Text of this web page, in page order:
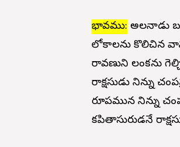
భావము: అలనాడు
లోకాలను కొలిచిన
రావణుని లంకను
రాక్షసుడు నిన్ను
రూపమున నిన్ను
కపితాసురుడనే